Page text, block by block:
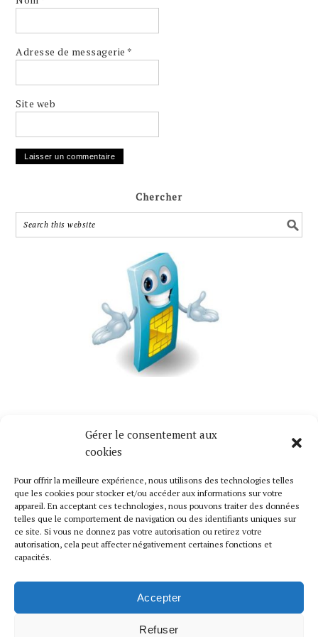
Gérer le consentement aux
cookies
Pour offrir la meilleure expérience, nous utilisons des technologies telles
que les cookies pour stocker et/ou accéder aux informations sur votre
appareil. En acceptant ces technologies, nous pouvons traiter des données
telles que le comportement de navigation ou des identifiants uniques sur
ce site. Si vous ne donnez pas votre autorisation ou retirez votre
autorisation, cela peut affecter négativement certaines fonctions et
capacités.
Accepter
Refuser
Adresse de messagerie *
Site web
Chercher
Mise à Jour Cartes SIMS Gratuites
cartes SIMS gratuites. Suivez-nous pour se tenir au
courant.
Liens Utiles
Retour En Haut De Page